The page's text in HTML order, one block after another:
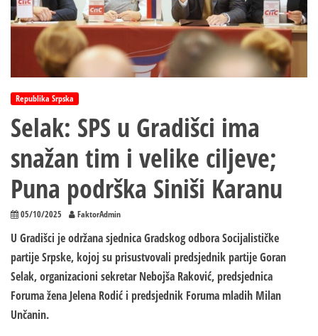
Republika Srpska
Selak: SPS u Gradišci ima
snažan tim i velike ciljeve;
Puna podrška Siniši Karanu
05/10/2025 FaktorAdmin
U Gradišci je održana sjednica Gradskog odbora Socijalističke
partije Srpske, kojoj su prisustvovali predsjednik partije Goran
Selak, organizacioni sekretar Nebojša Raković, predsjednica
Foruma žena Jelena Rodić i predsjednik Foruma mladih Milan
Unčanin.